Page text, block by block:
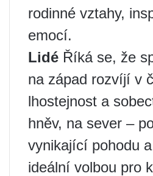
rodinné vztahy,
emocí.
Lidé Říká se, že
na západ rozvíjí v
lhostejnost a
hněv, na sever –
vynikající pohodu
ideální volbou pro